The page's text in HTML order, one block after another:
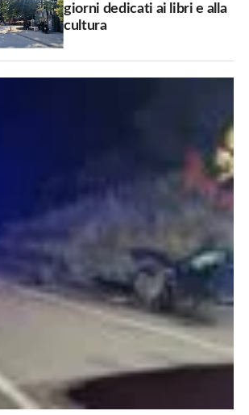
giorni dedicati ai libri e alla
cultura